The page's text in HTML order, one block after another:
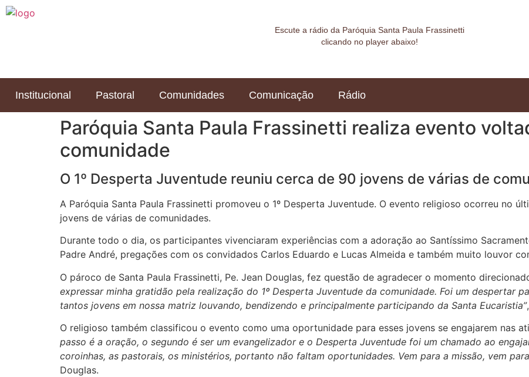
Escute a rádio da Paróquia Santa Paula Frassinetti
clicando no player abaixo!
Institucional Pastoral Comunidades Comunicação Rádio
Paróquia Santa Paula Frassinetti realiza evento
comunidade
O 1º Desperta Juventude reuniu cerca de 90 jovens de várias de
A Paróquia Santa Paula Frassinetti promoveu o 1º Desperta Juventude. O evento religioso ocorreu no
jovens de várias de comunidades.
Durante todo o dia, os participantes vivenciaram experiências com a adoração ao Santíssimo
Padre André, pregações com os convidados Carlos Eduardo e Lucas Almeida e também muito louvor
O pároco de Santa Paula Frassinetti, Pe. Jean Douglas, fez questão de agradecer o momento
expressar minha gratidão pela realização do 1º Desperta Juventude da comunidade. Foi um despertar
tantos jovens em nossa matriz louvando, bendizendo e principalmente participando da Santa Eucaristia”
O religioso também classificou o evento como uma oportunidade para esses jovens se engajarem nas
passo é a oração, o segundo é ser um evangelizador e o Desperta Juventude foi um chamado ao
coroinhas, as pastorais, os ministérios, portanto não faltam oportunidades. Vem para a missão, vem
Douglas.